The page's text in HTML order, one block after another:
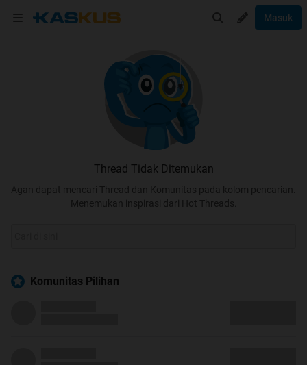
Masuk
Thread Tidak Ditemukan
Agan dapat mencari Thread dan Komunitas pada kolom pencarian.
Menemukan inspirasi dari Hot Threads.
Komunitas Pilihan